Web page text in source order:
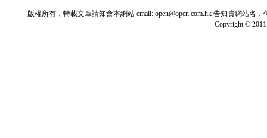
版權所有，轉載文章請知會本網站 email: open@open.com.hk 告知貴網站
Copyright © 2011